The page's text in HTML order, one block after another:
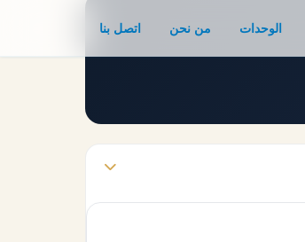
الوحدات من نحن اتصل بنا